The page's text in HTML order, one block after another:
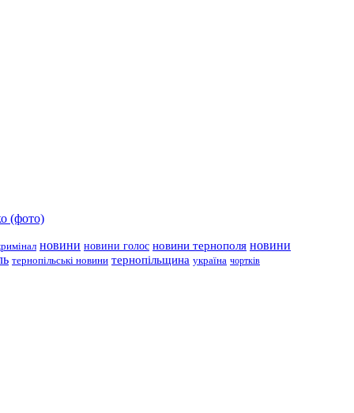
(фото)
новини новини голос новини тернополя новини
тернопільські новини тернопільщина україна чортків